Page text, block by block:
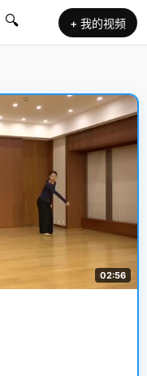
🔍 + 我的视频
02:56